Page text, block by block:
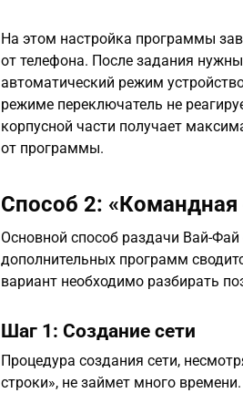
На этом настройка программы
от телефона. После задания
автоматический режим
режиме переключатель не
корпусной части получает
от программы.
Способ 2: «Командная
Основной способ раздачи Вай-Фай
дополнительных программ
вариант необходимо разбирать
Шаг 1: Создание сети
Процедура создания сети,
строки», не займет много